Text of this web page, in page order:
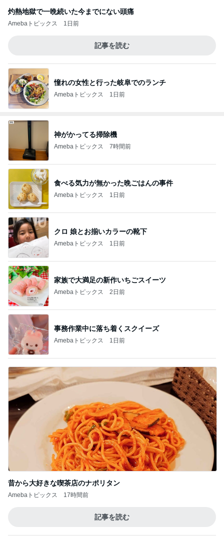
灼熱地獄で一晩続いた今までにない頭痛
Amebaトピックス 1日前
記事を読む
憧れの女性と行った岐阜でのランチ
Amebaトピックス 1日前
神がかってる掃除機
Amebaトピックス 7時間前
食べる気力が無かった晩ごはんの事件
Amebaトピックス 1日前
クロ 娘とお揃いカラーの靴下
Amebaトピックス 1日前
家族で大満足の新作いちごスイーツ
Amebaトピックス 2日前
事務作業中に落ち着くスクイーズ
Amebaトピックス 1日前
昔から大好きな喫茶店のナポリタン
Amebaトピックス 17時間前
記事を読む